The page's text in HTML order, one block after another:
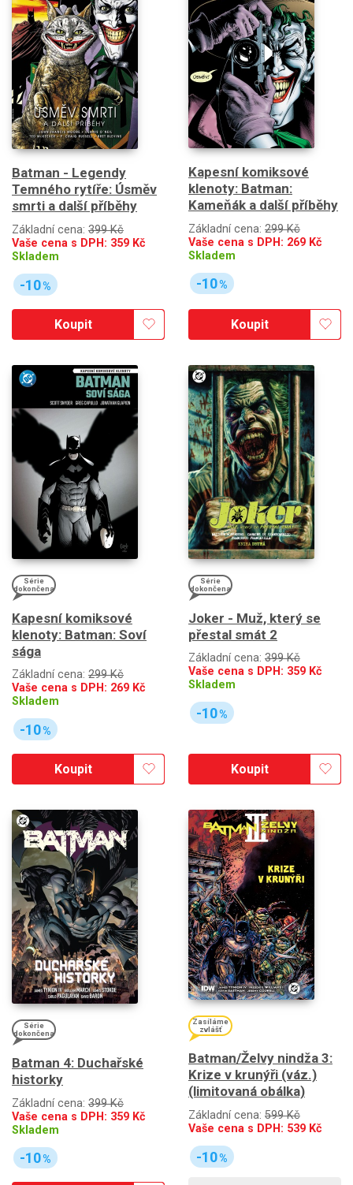
Batman - Legendy
Temného rytíře: Úsměv
smrti a další příběhy
Základní cena: 399 Kč
Vaše cena s DPH: 359 Kč
Skladem
-10%
Koupit
Kapesní komiksové
klenoty: Batman:
Kameňák a další příběhy
Základní cena: 299 Kč
Vaše cena s DPH: 269 Kč
Skladem
-10%
Koupit
Série
dokončena
Kapesní komiksové
klenoty: Batman: Soví
sága
Základní cena: 299 Kč
Vaše cena s DPH: 269 Kč
Skladem
-10%
Koupit
Série
dokončena
Joker - Muž, který se
přestal smát 2
Základní cena: 399 Kč
Vaše cena s DPH: 359 Kč
Skladem
-10%
Koupit
Série
dokončena
Batman 4: Duchařské
historky
Základní cena: 399 Kč
Vaše cena s DPH: 359 Kč
Skladem
-10%
Zasíláme
zvlášť
Batman/Želvy nindža 3:
Krize v krunýři (váz.)
(limitovaná obálka)
Základní cena: 599 Kč
Vaše cena s DPH: 539 Kč
-10%